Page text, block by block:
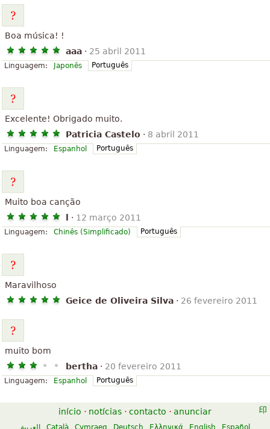
Boa música! !
aaa · 25 abril 2011
Linguagem: Japonês Português
Excelente! Obrigado muito.
Patricia Castelo · 8 abril 2011
Linguagem: Espanhol Português
Muito boa canção
· 12 março 2011
Linguagem: Chinês (Simplificado) Português
Maravilhoso
Geice de Oliveira Silva · 26 fevereiro 2011
muito bom
bertha · 20 fevereiro 2011
Linguagem: Espanhol Português
início · notícias · contacto · anunciar
العربية Català Cymraeg Deutsch Ελληνικά English Español